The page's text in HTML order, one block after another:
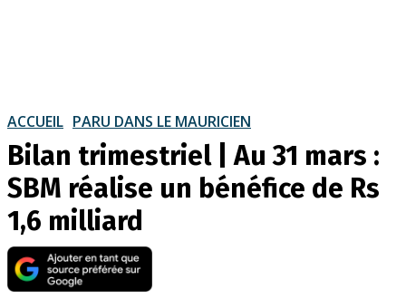
ACCUEIL PARU DANS LE MAURICIEN
Bilan trimestriel | Au 31 mars :
SBM réalise un bénéfice de Rs
1,6 milliard